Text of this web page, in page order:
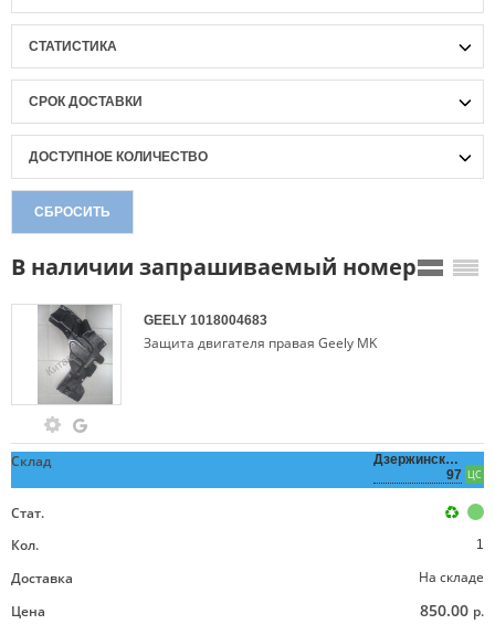
СТАТИСТИКА
СРОК ДОСТАВКИ
ДОСТУПНОЕ КОЛИЧЕСТВО
СБРОСИТЬ
В наличии запрашиваемый номер
GEELY 1018004683
Защита двигателя правая Geely MK
Склад
Дзержинского,
97 ЦС
Стат.
Кол.
1
Доставка
На складе
Цена
850.00 р.